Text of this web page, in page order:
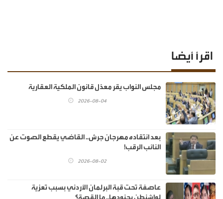
اقرأ أيضا
مجلس النواب يقر معدّل قانون الملكية العقارية
2026-08-04
بعد انتقاده مهرجان جرش.. القاضي يقطع الصوت عن
النائب الرقب!
2026-08-02
عاصفة تحت قبة البرلمان الأردني بسبب تعزية
لواشنطن بجنودها.. ما القصة؟